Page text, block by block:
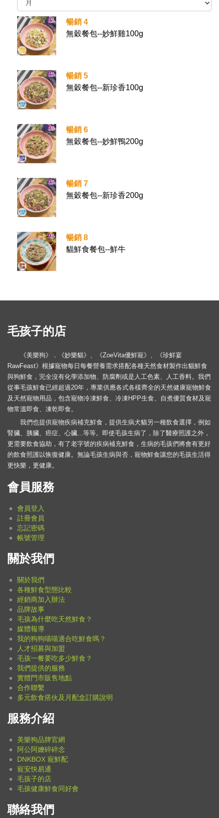
暢銷 4
無穀餐包--妙鮮雞100g
暢銷 5
無穀餐包--新珍香100g
暢銷 6
無穀餐包--妙鮮鴨200g
暢銷 7
無穀餐包--新珍香200g
暢銷 8
貓鮮食餐包--鮮牛
毛孩子的店
《美樂狗》．《妙樂貓》、《ZoeVita優鮮寵》、《珍鮮宴
RawFeast》根據寵物每日每餐營養需求搭配各種天然食材製作出貓鮮食
與狗鮮食，完全沒有化學添加物、防腐劑或是人工色素、人工香料。我們
從事毛孩鮮食已經超過20年，專業供應各式各樣齊全的天然健康寵物鮮食
及天然寵物用品，包含寵物冷凍鮮食、冷凍HPP生食、自煮優質食材及寵
物常溫即食、凍乾即食。
我們也提供寵物疾病補充鮮食，提供生病犬貓另一種飲食選擇，例如
腎臟、胰臟、癌症、心臟...等等。即使毛孩生病了，除了醫療照護之外，
更需要飲食協助，有了老字號的疾病補充鮮食，生病的毛孩們將會有更好
的飲食照護以恢復健康。無論毛孩生病與否，寵物鮮食讓您的毛孩生活得
更快樂，更健康。
會員服務
會員登入
註冊會員
忘記密碼
帳號管理
關於我們
關於我們
各種鮮食型態比較
經銷商加入辦法
品牌故事
毛孩為什麼吃天然鮮食？
媒體報導
我的狗狗喵喵適合吃鮮食嗎？
人才招募與加盟
毛孩一餐要吃多少鮮食？
我們提供的服務
實體門市販售地點
合作聯繫
多元飲食搭伙及月配盒訂購說明
服務介紹
美樂狗品牌官網
阿公阿嬤碎碎念
DNKBOX 寵鮮配
寵安快易通
毛孩子的店
毛孩健康鮮食同好會
聯絡我們